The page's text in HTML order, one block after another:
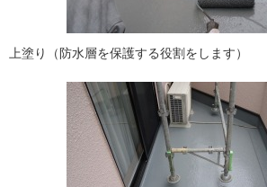
上塗り（防水層を保護する役割をします）